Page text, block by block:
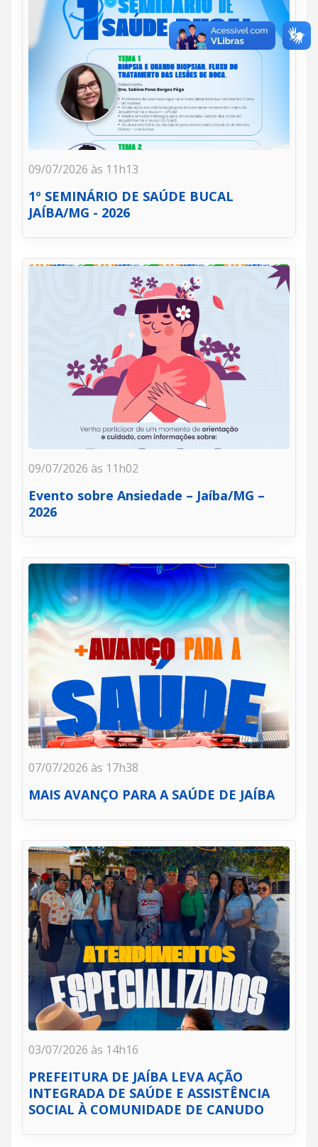
09/07/2026 às 11h13
1º SEMINÁRIO DE SAÚDE BUCAL
JAÍBA/MG - 2026
09/07/2026 às 11h02
Evento sobre Ansiedade – Jaíba/MG –
2026
07/07/2026 às 17h38
MAIS AVANÇO PARA A SAÚDE DE JAÍBA
03/07/2026 às 14h16
PREFEITURA DE JAÍBA LEVA AÇÃO
INTEGRADA DE SAÚDE E ASSISTÊNCIA
SOCIAL À COMUNIDADE DE CANUDO